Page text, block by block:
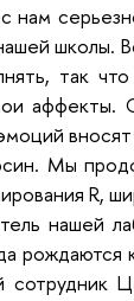
нам
школы.
так
Мы
R,
нашей
сотрудник